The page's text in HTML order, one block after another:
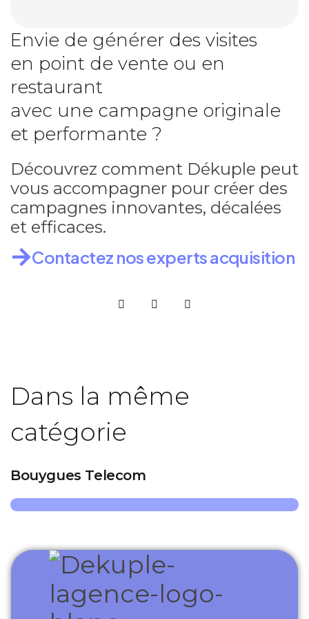
Envie de générer des visites
en point de vente ou en
restaurant
avec une campagne originale
et performante ?
Découvrez comment Dékuple peut
vous accompagner pour créer des
campagnes innovantes, décalées
et efficaces.
Contactez nos experts acquisition
Dans la même
catégorie
Bouygues Telecom